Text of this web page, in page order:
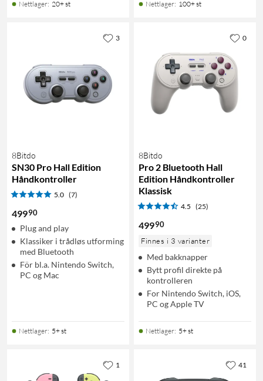
Nettlager: 20+ st Nettlager: 100+ st
8Bitdo
SN30 Pro Hall Edition
Håndkontroller
5.0 (7)
49990
Plug and play
Klassiker i trådløs utforming
med Bluetooth
För bl.a. Nintendo Switch,
PC og Mac
Nettlager: 5+ st
3
8Bitdo
Pro 2 Bluetooth Hall
Edition Håndkontroller
Klassisk
4.5 (25)
49990
Finnes i 3 varianter
Med bakknapper
Bytt profil direkte på
kontrolleren
For Nintendo Switch, iOS,
PC og Apple TV
Nettlager: 5+ st
0
1 41